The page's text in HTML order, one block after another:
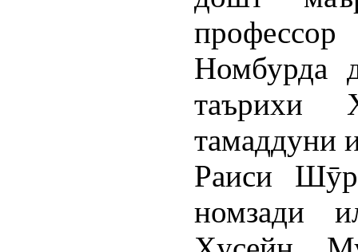
Номбурда
таърихи
тамаддуни
Раиси
номзади